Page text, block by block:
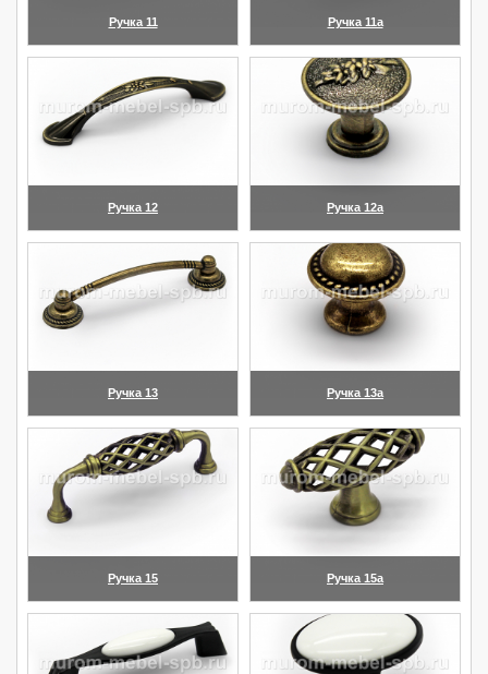
Ручка 11 Ручка 11а
Ручка 12 Ручка 12а
Ручка 13 Ручка 13а
Ручка 15 Ручка 15а